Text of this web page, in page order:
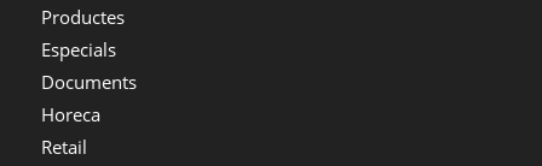
Productes
Especials
Documents
Horeca
Retail